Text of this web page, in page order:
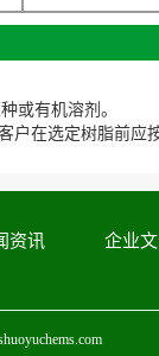
或有机溶剂。
在选定树脂前应
资讯 企业